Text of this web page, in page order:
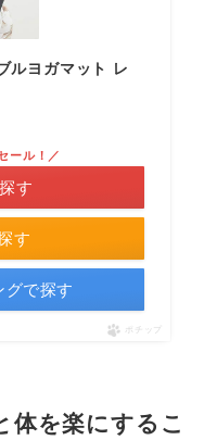
ルヨガマット レ
す
ール！／
す
グで探す
ポチップ
体を楽にするこ